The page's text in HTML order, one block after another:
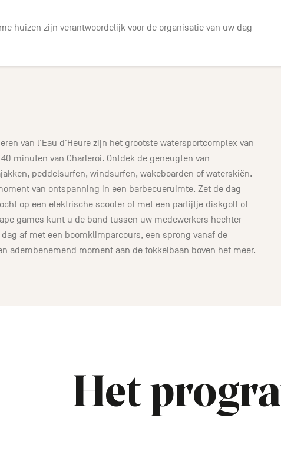
huizen zijn verantwoordelijk voor de organisatie van uw dag
van l'Eau d'Heure zijn het grootste watersportcomplex van
minuten van Charleroi. Ontdek de geneugten van
peddelsurfen, windsurfen, wakeboarden of waterskiën.
van ontspanning in een barbecueruimte. Zet de dag
op een elektrische scooter of met een partijtje diskgolf of
games kunt u de band tussen uw medewerkers hechter
dag af met een boomklimparcours, een sprong vanaf de
adembenemend moment aan de tokkelbaan boven het meer.
Het